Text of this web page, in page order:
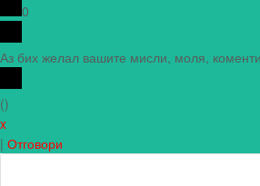
0
Аз бих желал вашите мисли, моля,
()
x
| Отговори